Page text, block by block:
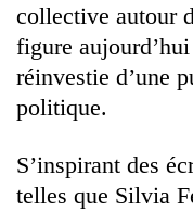
collective autour
figure
réinvestie d’une
politique.
S’inspirant des
telles que Silvia